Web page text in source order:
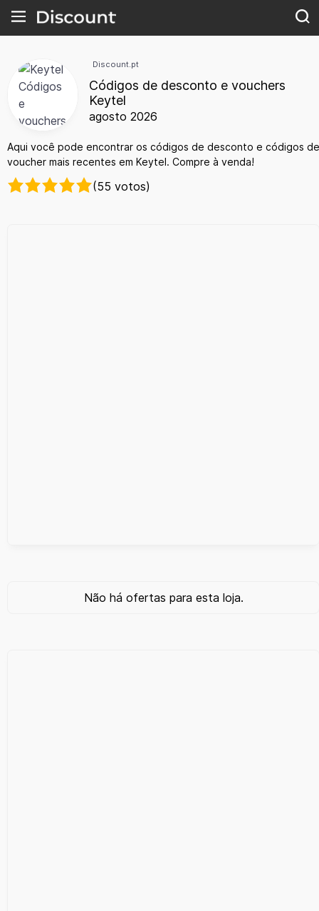
Discount.pt
Códigos de desconto e vouchers
Keytel
agosto 2026
Aqui você pode encontrar os códigos de desconto e códigos de
voucher mais recentes em Keytel. Compre à venda!
(55 votos)
Não há ofertas para esta loja.